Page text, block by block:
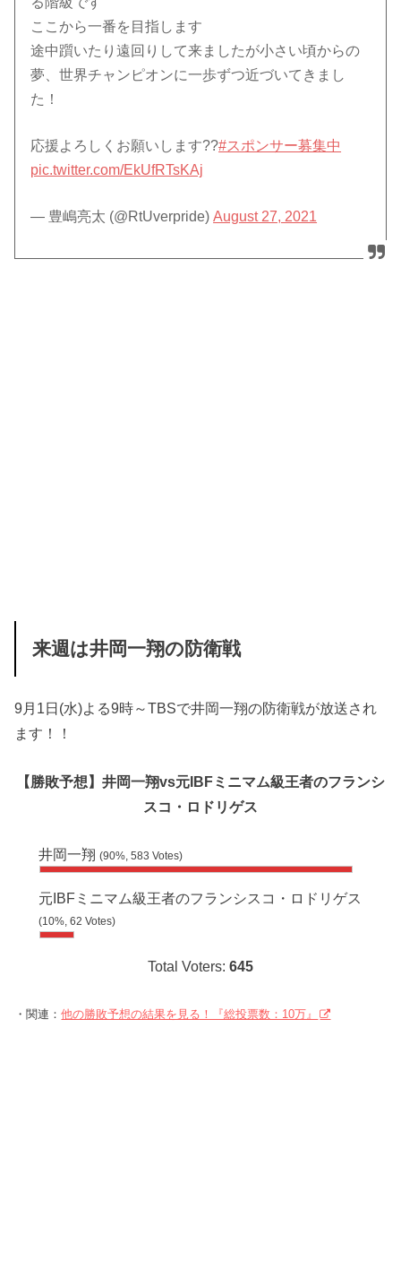
ここから一番を目指します
途中躓いたり遠回りして来ましたが小さい頃からの
夢、世界チャンピオンに一歩ずつ近づいてきまし
た！
応援よろしくお願いします??#スポンサー募集中
pic.twitter.com/EkUfRTsKAj
— 豊嶋亮太 (@RtUverpride)August 27, 2021
来週は井岡一翔の防衛戦
9月1日(水)よる9時～TBSで井岡一翔の防衛戦が放送され
ます！！
【勝敗予想】井岡一翔vs元IBFミニマム級王者のフランシ
スコ・ロドリゲス
井岡一翔 (90%, 583 Votes)
元IBFミニマム級王者のフランシスコ・ロドリゲス
(10%, 62 Votes)
Total Voters: 645
・関連：他の勝敗予想の結果を見る！『総投票数：10万』